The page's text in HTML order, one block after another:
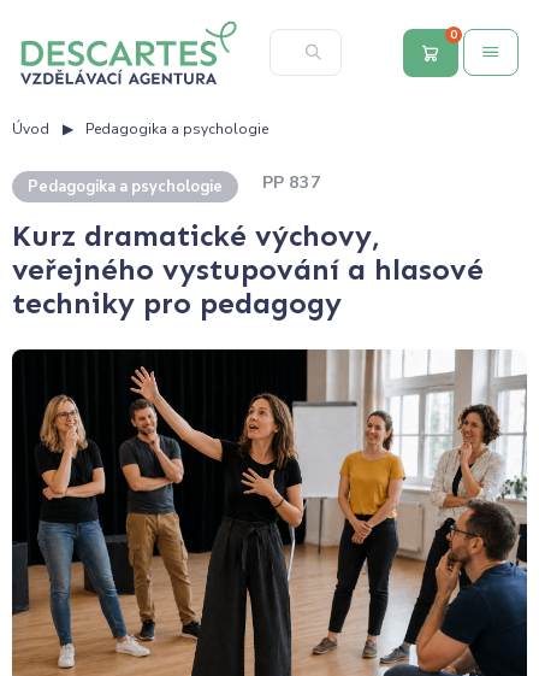
0
Úvod Pedagogika a psychologie
Pedagogika a psychologie PP 837
Kurz dramatické výchovy,
veřejného vystupování a hlasové
techniky pro pedagogy